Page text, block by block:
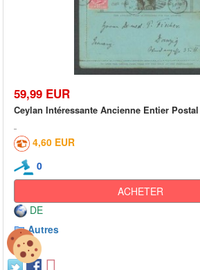
59,99 EUR
Ceylan Intéressante Ancienne Entier
4,60 EUR
0
ACHETER
DE
Autres